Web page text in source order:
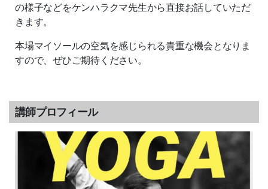
の様子などをケンハラクマ先生から直接お話していただ
きます。
本場マイソールの空気を感じられる貴重な機会となりま
すので、ぜひご期待ください。
講師プロフィール